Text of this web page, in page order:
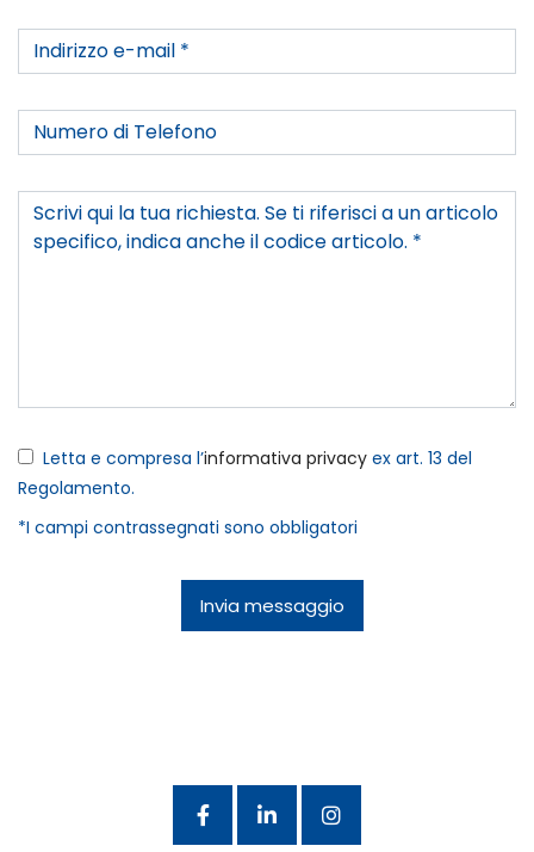
Letta e compresa l’informativa privacy ex art. 13 del
Regolamento.
*I campi contrassegnati sono obbligatori